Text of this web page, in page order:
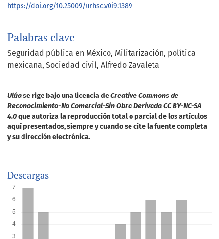
Palabras clave
Seguridad pública en México Militarización política
mexicana Sociedad civil Alfredo Zavaleta
https://doi.org/10.25009/urhsc.v0i9.1389
Ulúase rige bajo una licencia deCreative Commons de
Reconocimiento-No Comercial-Sin Obra Derivada CC BY-NC-SA
4.0que autoriza la reproducción total o parcial de los artículos
aquí presentados, siempre y cuando se cite la fuente completa
y su dirección electrónica.
Descargas